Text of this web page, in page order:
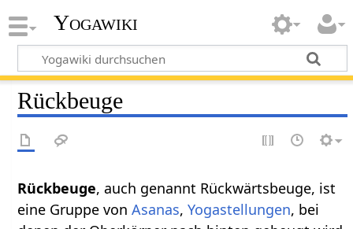
Yogawiki
Rückbeuge
Rückbeuge, auch genannt Rückwärtsbeuge, ist
eine Gruppe vonAsanas,Yogastellungen, bei